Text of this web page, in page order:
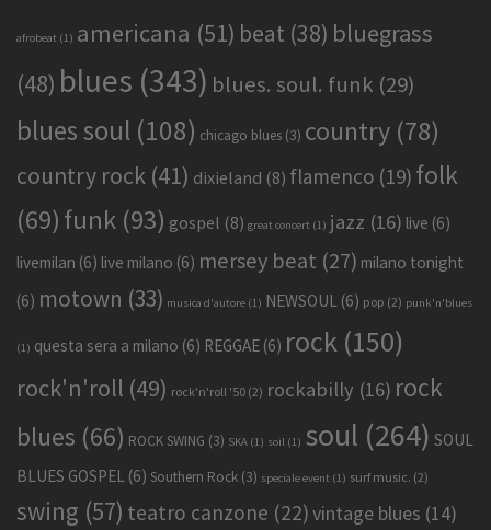
afrobeat (1) americana (51) beat (38) bluegrass
(48) blues (343) blues. soul. funk (29)
blues soul (108) chicago blues (3) country (78)
country rock (41) dixieland (8) flamenco (19) folk
(69) funk (93) gospel (8) great concert (1) jazz (16) live (6)
livemilan (6) live milano (6) mersey beat (27) milano tonight
(6) motown (33) musica d'autore (1) NEWSOUL (6) pop (2) punk'n'blues
(1) questa sera a milano (6) REGGAE (6) rock (150)
rock'n'roll (49) rock'n'roll '50 (2) rockabilly (16) rock
blues (66) ROCK SWING (3) SKA (1) soil (1) soul (264) SOUL
BLUES GOSPEL (6) Southern Rock (3) speciale event (1) surf music. (2)
swing (57) teatro canzone (22)vintage blues (14)